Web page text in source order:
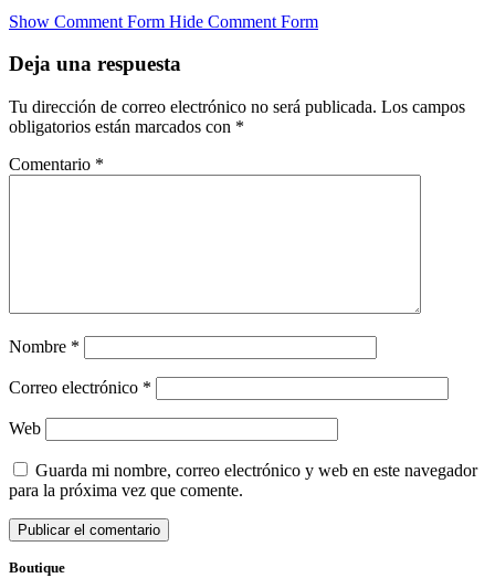
Compartir
Show Comment Form Hide Comment Form
Deja una respuesta
Tu dirección de correo electrónico no será publicada. Los campos
obligatorios están marcados con *
Comentario *
Nombre *
Correo electrónico *
Web
Guarda mi nombre, correo electrónico y web en este navegador
para la próxima vez que comente.
Boutique